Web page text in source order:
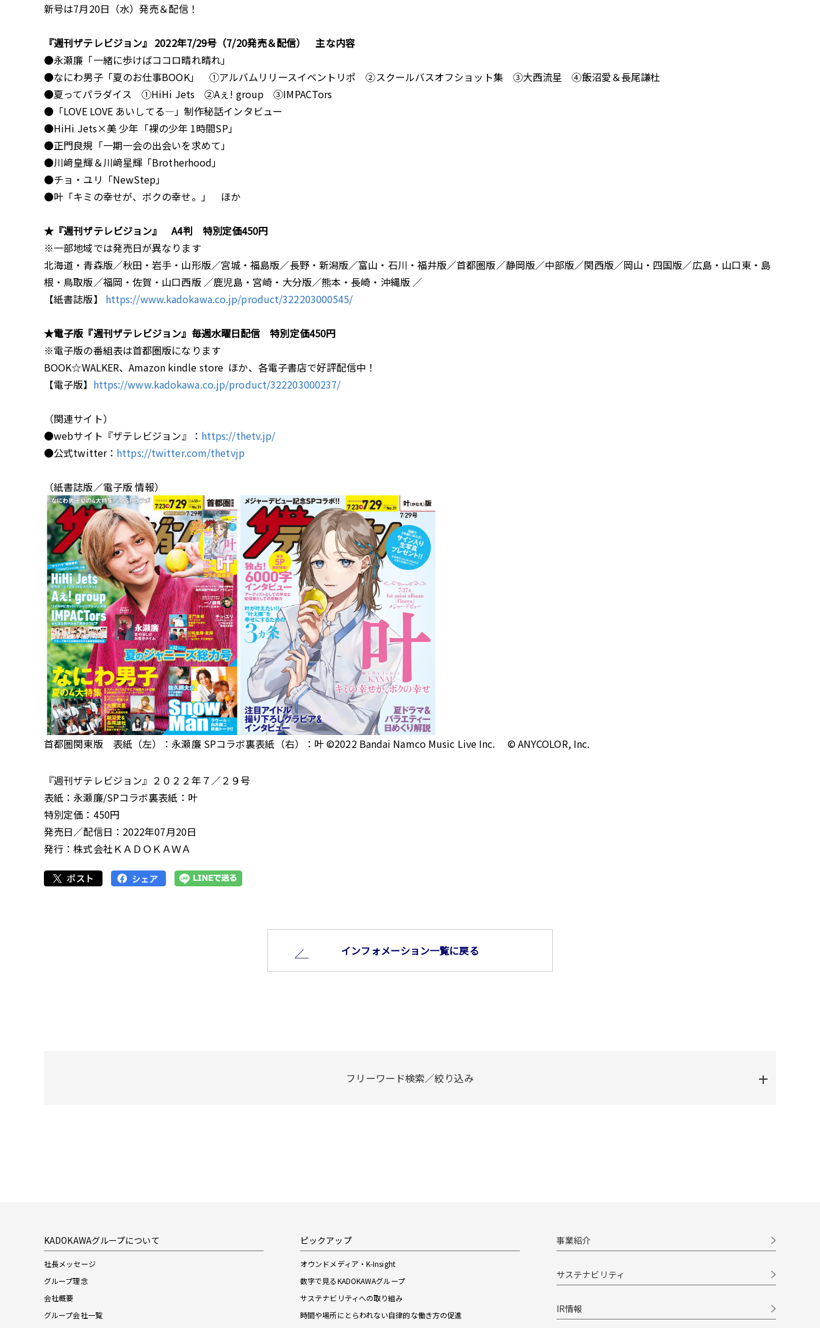
新号は7月20日（水）発売＆配信！
『週刊ザテレビジョン』 2022年7/29号（7/20発売＆配信） 主な内容
●永瀬廉「一緒に歩けばココロ晴れ晴れ」
●なにわ男子「夏のお仕事BOOK」 ①アルバムリリースイベントリポ ②スクールバスオフショット集 ③大西流星 ④飯沼愛＆長尾謙杜
●夏ってパラダイス ①HiHi Jets ②Aぇ! group ③IMPACTors
●「LOVE LOVE あいしてる―」制作秘話インタビュー
●HiHi Jets×美 少年「裸の少年 1時間SP」
●正門良規「一期一会の出会いを求めて」
●川﨑皇輝＆川﨑星輝「Brotherhood」
●チョ・ユリ「NewStep」
●叶「キミの幸せが、ボクの幸せ。」 ほか
★『週刊ザテレビジョン』 A4判 特別定価450円
※一部地域では発売日が異なります
北海道・青森版／秋田・岩手・山形版／宮城・福島版／長野・新潟版／富山・石川・福井版／首都圏版／静岡版／中部版／関西版／岡山・四国版／広島・山口東・島
根・鳥取版／福岡・佐賀・山口西版 ／鹿児島・宮崎・大分版／熊本・長崎・沖縄版 ／
【紙書誌版】 https://www.kadokawa.co.jp/product/322203000545/
★電子版『週刊ザテレビジョン』毎週水曜日配信 特別定価450円
※電子版の番組表は首都圏版になります
BOOK☆WALKER、Amazon kindle store ほか、各電子書店で好評配信中！
【電子版】 https://www.kadokawa.co.jp/product/322203000237/
（関連サイト）
●webサイト『ザテレビジョン』： https://thetv.jp/
●公式twitter： https://twitter.com/thetvjp
（紙書誌版／電子版 情報）
首都圏関東版 表紙（左）：永瀬廉 SPコラボ裏表紙（右）：叶 ©2022 Bandai Namco Music Live Inc. © ANYCOLOR, Inc.
『週刊ザテレビジョン』２０２２年７／２９号
表紙：永瀬廉/SPコラボ裏表紙：叶
特別定価：450円
発売日／配信日：2022年07月20日
発行：株式会社ＫＡＤＯＫＡＷＡ
インフォメーション⼀覧に戻る
フリーワード検索／絞り込み
KADOKAWAグループについて
社長メッセージ
グループ理念
会社概要
グループ会社一覧
ピックアップ
オウンドメディア・K-Insight
数字で見るKADOKAWAグループ
サステナビリティへの取り組み
時間や場所にとらわれない自律的な働き方の促進
事業紹介
サステナビリティ
IR情報